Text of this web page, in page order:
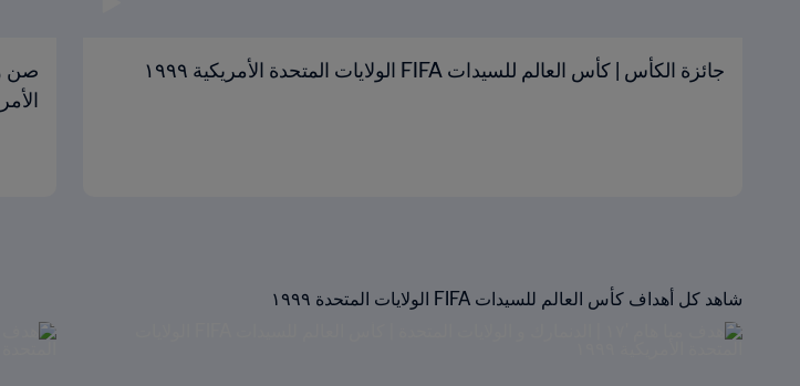
جائزة الكأس | كأس العالم للسيدات FIFA الولايات المتحدة الأمريكية ١٩٩٩
شاهد كل أهداف كأس العالم للسيدات FIFA الولايات المتحدة ١٩٩٩